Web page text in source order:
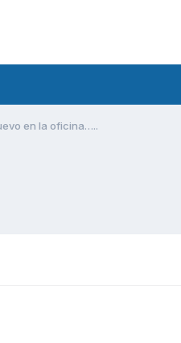
en la oficina…..